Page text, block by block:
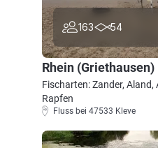
163 54
Rhein (Griethausen)
Fischarten: Zander, Aland,
Rapfen
Fluss bei 47533 Kleve